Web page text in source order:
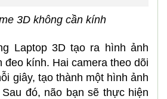
3D không cần kính
Laptop 3D tạo ra hình ảnh
đeo kính. Hai camera theo dõi
giây, tạo thành một hình ảnh
đó, não bạn sẽ thực hiện